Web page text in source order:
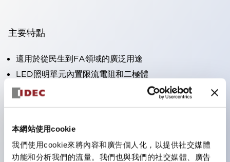
本網站使用cookie
我們使用cookie來將內容和廣告個人化，以提供社交媒體
功能和分析我們的流量。我們也與我們的社交媒體、廣告
主要特點
適用於從民生到FA領域的廣泛用途
LED照明單元內置限流電阻和二極體
防護結構具備IP40和IP65等級。（IEC 60529）
獲得UL・CSA認證。符合EN（歐洲）標準。 獲得CCC
可使用專用配件輕鬆更換為Φ22閃光輪廓